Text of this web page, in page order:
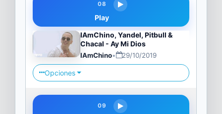
08
Play
IAmChino, Yandel, Pitbull &
Chacal - Ay Mi Dios
IAmChino• 29/10/2019
Opciones
09